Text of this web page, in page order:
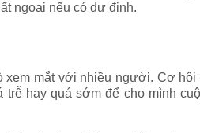
ngoại nếu có dự định.
mắt với nhiều người. Cơ
hay quá sớm để cho mình